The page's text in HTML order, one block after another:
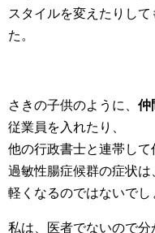
スタイルを変えたりし
た。
さきの子供のように、 仲
従業員を入れたり、
他の行政書士と連帯して
過敏性腸症候群の症状は
軽くなるのではないでし
私は、医者でないので分